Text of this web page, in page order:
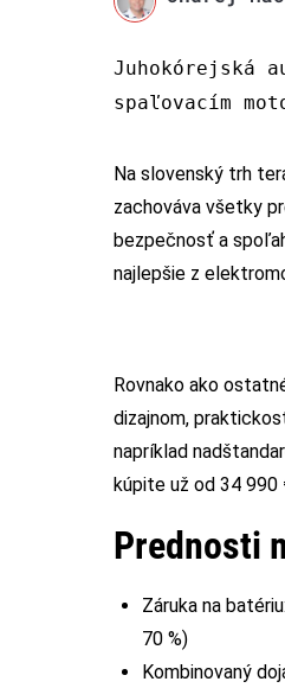
Juhokórejská
spaľovacím
Na slovenský trh
zachováva všetky
bezpečnosť a
najlepšie z
Rovnako ako
dizajnom,
napríklad
kúpite už od 34 990
Prednosti
Záruka na
70 %)
Kombinovaný